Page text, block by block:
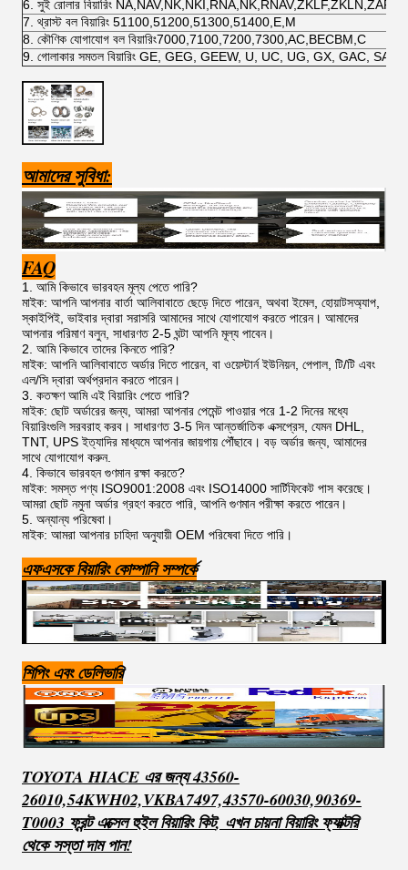
6. সুই রোলার বিয়ারিং
7. থ্রাস্ট বল বিয়ারিং 51100,51200,51300,51400,E,M
8. কৌণিক যোগাযোগ বল বিয়ারিং7000,7100,7200,7300,AC,BECBM,C
9. গোলাকার সমতল বিয়ারিং GE, GEG, GEEW, U, UC, UG, GX, GAC, SA,
আমাদের সুবিধা:
FAQ
1. আমি কিভাবে ভারবহন মূল্য পেতে পারি?
মাইক: আপনি আপনার বার্তা আলিবাবাতে ছেড়ে দিতে পারেন, অথবা ইমেল, হোয়াটসঅ্যাপ,
স্কাইপিই, ভাইবার দ্বারা সরাসরি আমাদের সাথে যোগাযোগ করতে পারেন। আমাদের
আপনার পরিমাণ বলুন, সাধারণত 2-5 ঘন্টা আপনি মূল্য পাবেন।
2. আমি কিভাবে তাদের কিনতে পারি?
মাইক: আপনি আলিবাবাতে অর্ডার দিতে পারেন, বা ওয়েস্টার্ন ইউনিয়ন, পেপাল, টি/টি এবং
এল/সি দ্বারা অর্থপ্রদান করতে পারেন।
3. কতক্ষণ আমি এই বিয়ারিং পেতে পারি?
মাইক: ছোট অর্ডারের জন্য, আমরা আপনার পেমেন্ট পাওয়ার পরে 1-2 দিনের মধ্যে
বিয়ারিংগুলি সরবরাহ করব। সাধারণত 3-5 দিন আন্তর্জাতিক এক্সপ্রেস, যেমন DHL,
TNT, UPS ইত্যাদির মাধ্যমে আপনার জায়গায় পৌঁছাবে। বড় অর্ডার জন্য, আমাদের
সাথে যোগাযোগ করুন.
4. কিভাবে ভারবহন গুণমান রক্ষা করতে?
মাইক: সমস্ত পণ্য ISO9001:2008 এবং ISO14000 সার্টিফিকেট পাস করেছে।
আমরা ছোট নমুনা অর্ডার গ্রহণ করতে পারি, আপনি গুণমান পরীক্ষা করতে পারেন।
5. অন্যান্য পরিষেবা।
মাইক: আমরা আপনার চাহিদা অনুযায়ী OEM পরিষেবা দিতে পারি।
এফএসকে বিয়ারিং কোম্পানি সম্পর্কে
শিপিং এবং ডেলিভারি
TOYOTA HIACE এর জন্য 43560-
26010,54KWH02,VKBA7497,43570-60030,90369-
T0003 ফ্রন্ট এক্সেল হুইল বিয়ারিং কিট, এখন চায়না বিয়ারিং ফ্যাক্টরি
থেকে সস্তা দাম পান!